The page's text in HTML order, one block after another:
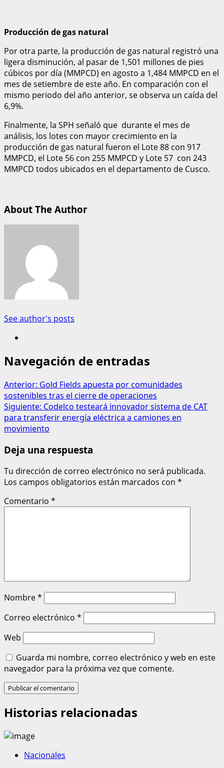
Producción de gas natural
Por otra parte, la producción de gas natural registró una
ligera disminución, al pasar de 1,501 millones de pies
cúbicos por día (MMPCD) en agosto a 1,484 MMPCD en el
mes de setiembre de este año. En comparación con el
mismo periodo del año anterior, se observa un caída del
6,9%.
Finalmente, la SPH señaló que durante el mes de
análisis, los lotes con mayor crecimiento en la
producción de gas natural fueron el Lote 88 con 917
MMPCD, el Lote 56 con 255 MMPCD y Lote 57 con 243
MMPCD todos ubicados en el departamento de Cusco.
About The Author
See author's posts
Navegación de entradas
Anterior: Gold Fields apuesta por comunidades
sostenibles tras el cierre de operaciones
Siguiente: Codelco testeará innovador sistema de CAT
para transferir energía eléctrica a camiones en
movimiento
Deja una respuesta
Tu dirección de correo electrónico no será publicada.
Los campos obligatorios están marcados con *
Comentario *
Nombre*
Correo electrónico *
Web
Guarda mi nombre, correo electrónico y web en este
navegador para la próxima vez que comente.
Historias relacionadas
Nacionales